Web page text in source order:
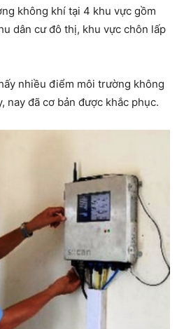
không khí tại 4 khu vực gồm
dân cư đô thị, khu vực chôn lấp
nhiều điểm môi trường không
nay đã cơ bản được khắc phục.